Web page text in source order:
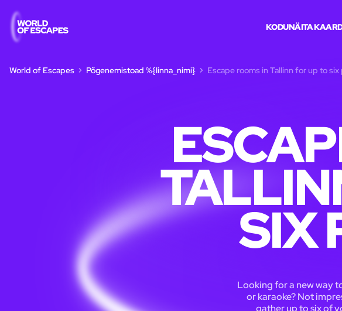
KODUNÄITA
World of Escapes Põgenemistoad %{linna_nimi} Escape rooms in Tallinn for up to six
SIX
Looking for a new way
or karaoke? Not
gather up to six of